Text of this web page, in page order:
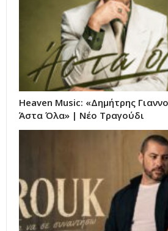
Heaven Music: «Δημήτρης
Άστα Όλα» | Νέο Τραγούδι